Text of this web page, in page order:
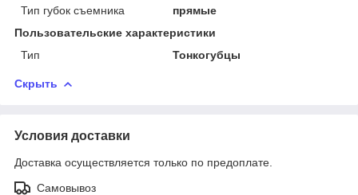
Тип губок съемника
прямые
Пользовательские характеристики
Тип
Тонкогубцы
Скрыть
Условия доставки
Доставка осуществляется только по предоплате.
Самовывоз